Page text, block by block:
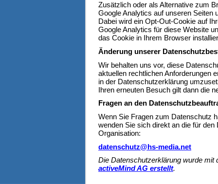
Zusätzlich oder als Alternative zum
Google Analytics auf unseren Seiten
Dabei wird ein Opt-Out-Cookie auf
Google Analytics für diese Website
das Cookie in Ihrem Browser
Änderung unserer
Wir behalten uns vor, diese
aktuellen rechtlichen Anforderungen
in der Datenschutzerklärung
Ihren erneuten Besuch gilt dann die
Fragen an den
Wenn Sie Fragen zum Datenschutz
wenden Sie sich direkt an die für
Organisation:
datenschutz@hs-media.net
Die Datenschutzerklärung wurde mit
activeMind AG erstellt.